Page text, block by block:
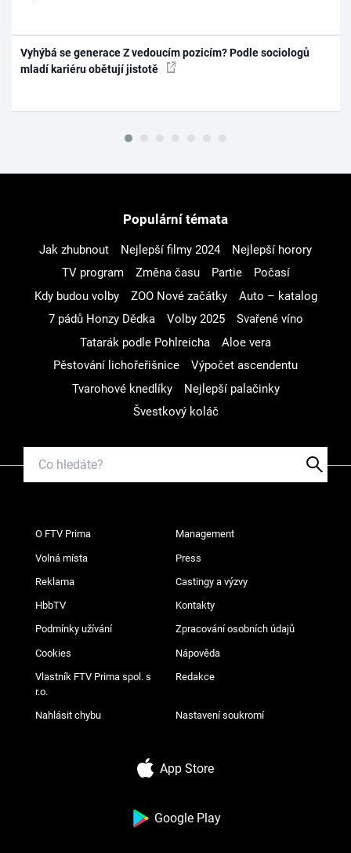
Vyhýbá se generace Z vedoucím pozicím? Podle sociologů
mladí kariéru obětují jistotě
Populární témata
Jak zhubnout Nejlepší filmy 2024
Nejlepší horory
TV program
Změna času Partie
Počasí
Kdy budou volby
ZOO Nové začátky
Auto – katalog
7 pádů Honzy Dědka
Volby 2025
Svařené víno
Tatarák podle Pohlreicha
Aloe vera
Pěstování lichořeřišnice
Výpočet ascendentu
Tvarohové knedlíky
Nejlepší palačinky
Švestkový koláč
O FTV Prima Management
Volná místa Press
Reklama Castingy a výzvy
HbbTV Kontakty
Podmínky užívání Zpracování osobních údajů
Cookies Nápověda
Vlastník FTV Prima spol. s
r.o.
Redakce
Nahlásit chybu Nastavení soukromí
App Store
Google Play